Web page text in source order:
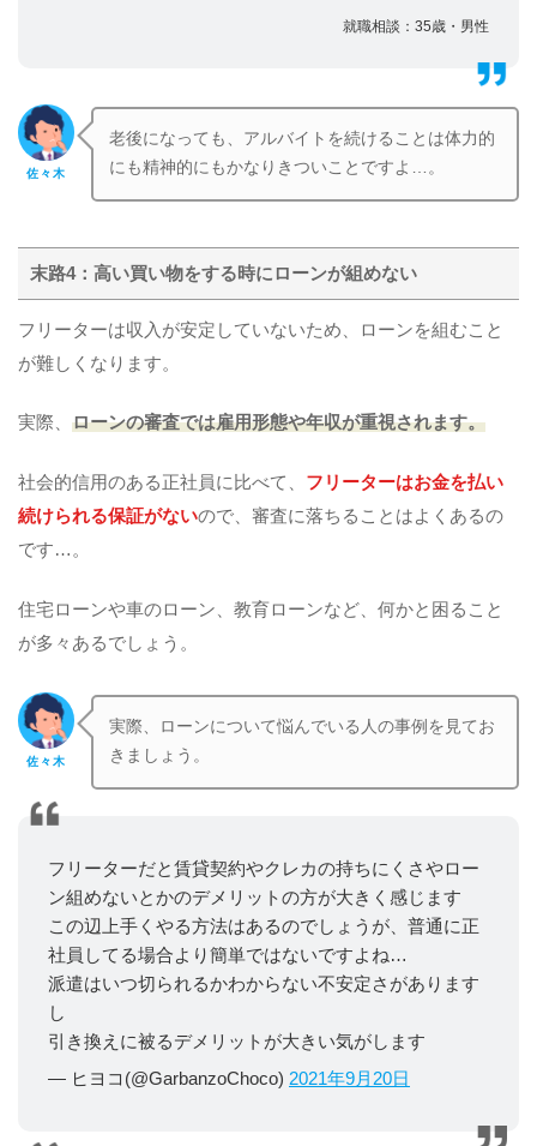
就職相談：35歳・男性
佐々木
老後になっても、アルバイトを続けることは体力的
にも精神的にもかなりきついことですよ…。
末路4：高い買い物をする時にローンが組めない
フリーターは収入が安定していないため、ローンを組むこと
が難しくなります。
実際、 ローンの審査では雇用形態や年収が重視されます。
社会的信用のある正社員に比べて、 フリーターはお金を払い
続けられる保証がないので、審査に落ちることはよくあるの
です…。
住宅ローンや車のローン、教育ローンなど、何かと困ること
が多々あるでしょう。
佐々木
実際、ローンについて悩んでいる人の事例を見てお
きましょう。
フリーターだと賃貸契約やクレカの持ちにくさやロー
ン組めないとかのデメリットの方が大きく感じます
この辺上手くやる方法はあるのでしょうが、普通に正
社員してる場合より簡単ではないですよね…
派遣はいつ切られるかわからない不安定さがあります
し
引き換えに被るデメリットが大きい気がします
— ヒヨコ(@GarbanzoChoco) 2021年9月20日